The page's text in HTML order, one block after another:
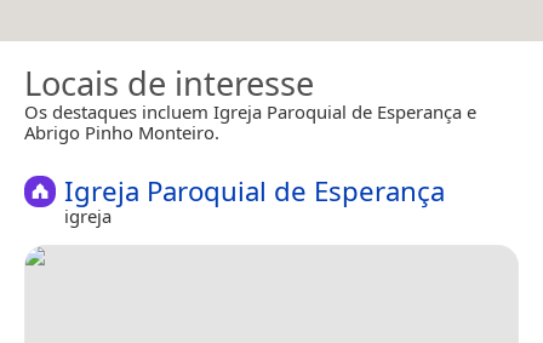
Locais de interesse
Os destaques incluem Igreja Paroquial de Esperança e
Abrigo Pinho Monteiro.
Igreja Paroquial de Esperança
igreja